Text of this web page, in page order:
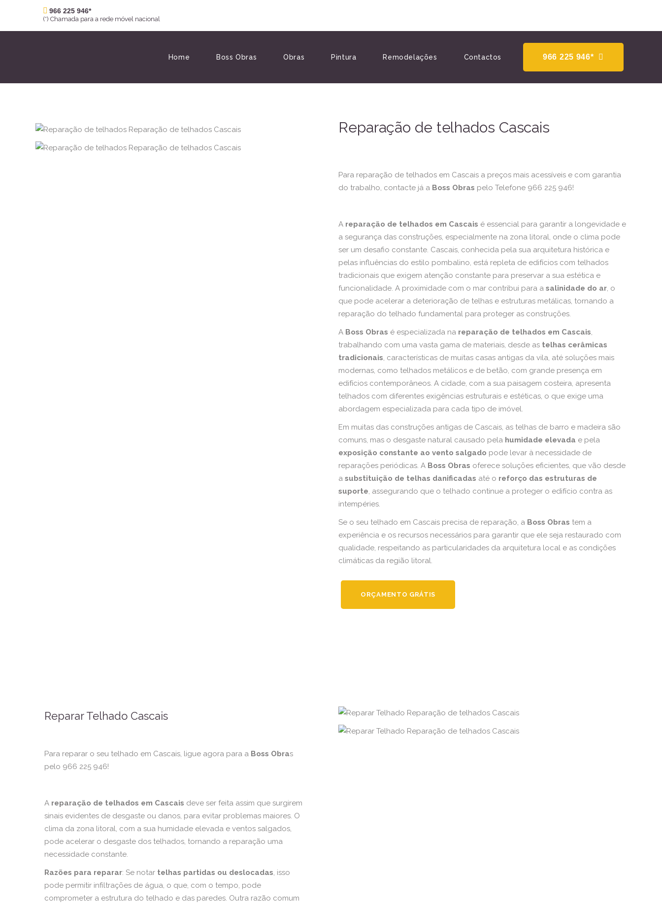
966 225 946*
(*) Chamada para a rede móvel nacional
966 225 946*
Home Boss Obras Obras Pintura Remodelações Contactos
Reparação de telhados Cascais
Para reparação de telhados em Cascais a preços mais acessíveis e com garantia
do trabalho, contacte já a Boss Obras pelo Telefone 966 225 946!
A reparação de telhados em Cascais é essencial para garantir a longevidade e
a segurança das construções, especialmente na zona litoral, onde o clima pode
ser um desafio constante. Cascais, conhecida pela sua arquitetura histórica e
pelas influências do estilo pombalino, está repleta de edifícios com telhados
tradicionais que exigem atenção constante para preservar a sua estética e
funcionalidade. A proximidade com o mar contribui para a salinidade do ar, o
que pode acelerar a deterioração de telhas e estruturas metálicas, tornando a
reparação do telhado fundamental para proteger as construções.
A Boss Obras é especializada na reparação de telhados em Cascais,
trabalhando com uma vasta gama de materiais, desde as telhas cerâmicas
tradicionais, características de muitas casas antigas da vila, até soluções mais
modernas, como telhados metálicos e de betão, com grande presença em
edifícios contemporâneos. A cidade, com a sua paisagem costeira, apresenta
telhados com diferentes exigências estruturais e estéticas, o que exige uma
abordagem especializada para cada tipo de imóvel.
Em muitas das construções antigas de Cascais, as telhas de barro e madeira são
comuns, mas o desgaste natural causado pela humidade elevada e pela
exposição constante ao vento salgado pode levar à necessidade de
reparações periódicas. A Boss Obras oferece soluções eficientes, que vão desde
a substituição de telhas danificadas até o reforço das estruturas de
suporte, assegurando que o telhado continue a proteger o edifício contra as
intempéries.
Se o seu telhado em Cascais precisa de reparação, a Boss Obras tem a
experiência e os recursos necessários para garantir que ele seja restaurado com
qualidade, respeitando as particularidades da arquitetura local e as condições
climáticas da região litoral.
ORÇAMENTO GRÁTIS
Reparar Telhado Cascais
Para reparar o seu telhado em Cascais, ligue agora para a Boss Obras
pelo 966 225 946!
A reparação de telhados em Cascais deve ser feita assim que surgirem
sinais evidentes de desgaste ou danos, para evitar problemas maiores. O
clima da zona litoral, com a sua humidade elevada e ventos salgados,
pode acelerar o desgaste dos telhados, tornando a reparação uma
necessidade constante.
Razões para reparar: Se notar telhas partidas ou deslocadas, isso
pode permitir infiltrações de água, o que, com o tempo, pode
comprometer a estrutura do telhado e das paredes. Outra razão comum